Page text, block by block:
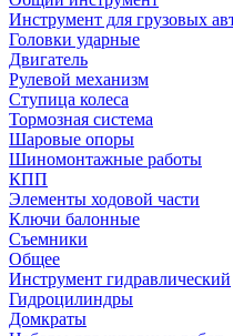
Инструмент для грузовых
Головки ударные
Двигатель
Рулевой механизм
Ступица колеса
Тормозная система
Шаровые опоры
Шиномонтажные работы
КПП
Элементы ходовой части
Ключи балонные
Съемники
Общее
Инструмент гидравлический
Гидроцилиндры
Домкраты